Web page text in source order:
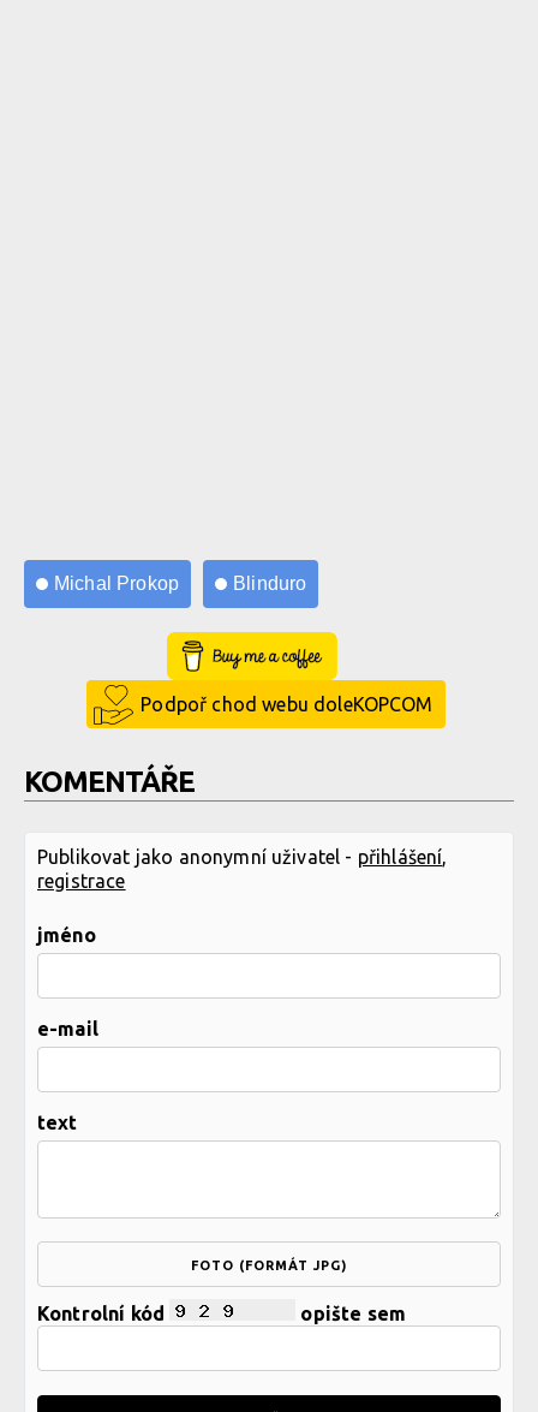
Michal Prokop Blinduro
Buy Me a Coffee
Podpoř chod webu doleKOPCOM
KOMENTÁŘE
Publikovat jako anonymní uživatel - přihlášení,
registrace
jméno
e-mail
text
FOTO (FORMÁT JPG)
Kontrolní kód opište sem